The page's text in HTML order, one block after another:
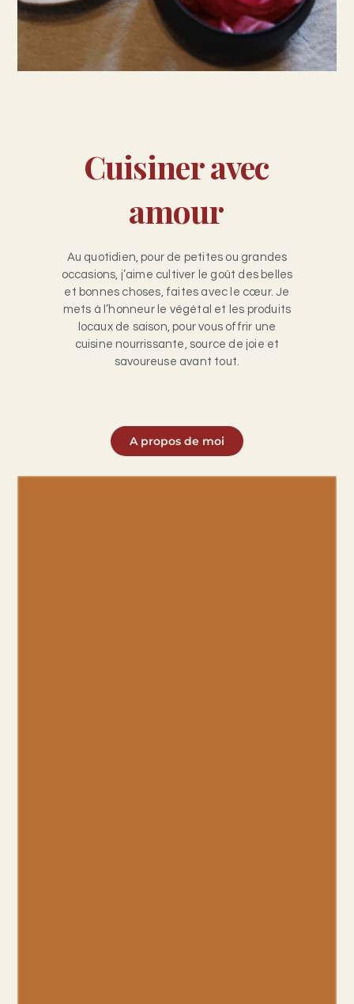
Cuisiner avec
amour
Au quotidien, pour de petites ou grandes
occasions, j’aime cultiver le goût des belles
et bonnes choses, faites avec le cœur. Je
mets à l’honneur le végétal et les produits
locaux de saison, pour vous offrir une
cuisine nourrissante, source de joie et
savoureuse avant tout.
A propos de moi